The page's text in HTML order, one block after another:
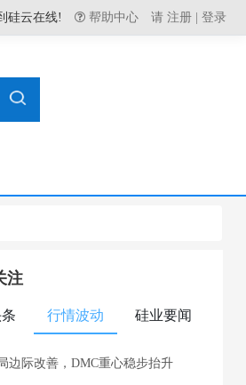
硅云在线! 帮助中心 请 注册 | 登录
注
行情波动 硅业要闻
边际改善，DMC重心稳步抬升